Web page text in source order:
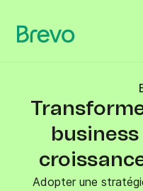
Adopter une